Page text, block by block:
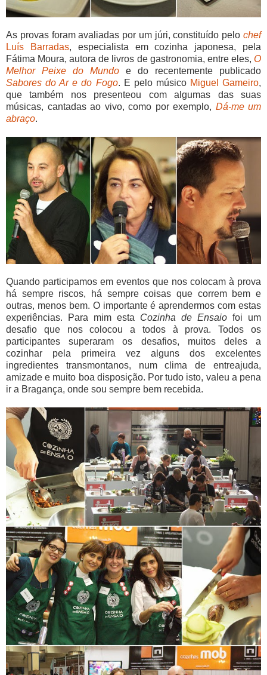
As provas foram avaliadas por um júri, constituído pelo chef
Luís Barradas, especialista em cozinha japonesa, pela
Fátima Moura, autora de livros de gastronomia, entre eles, O
Melhor Peixe do Mundo e do recentemente publicado
Sabores do Ar e do Fogo. E pelo músico Miguel Gameiro,
que também nos presenteou com algumas das suas
músicas, cantadas ao vivo, como por exemplo, Dá-me um
abraço.
Quando participamos em eventos que nos colocam à prova
há sempre riscos, há sempre coisas que correm bem e
outras, menos bem. O importante é aprendermos com estas
experiências. Para mim esta Cozinha de Ensaio foi um
desafio que nos colocou a todos à prova. Todos os
participantes superaram os desafios, muitos deles a
cozinhar pela primeira vez alguns dos excelentes
ingredientes transmontanos, num clima de entreajuda,
amizade e muito boa disposição. Por tudo isto, valeu a pena
ir a Bragança, onde sou sempre bem recebida.